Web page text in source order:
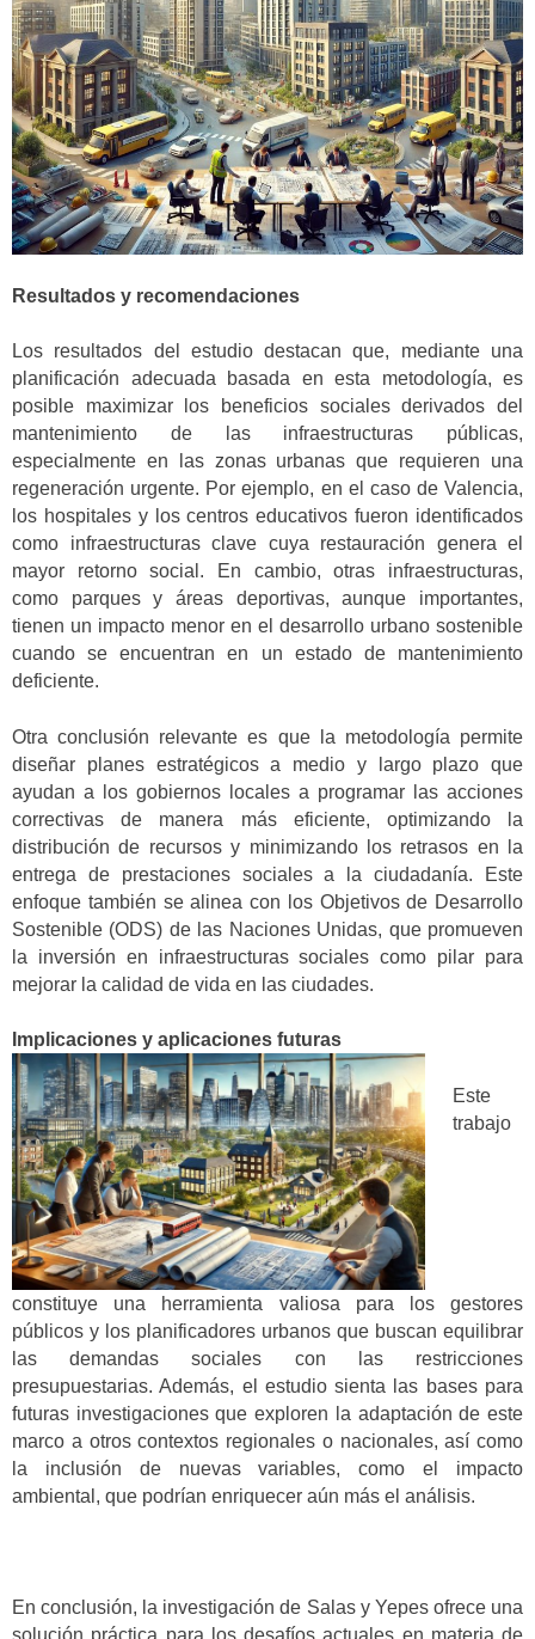
Resultados y recomendaciones
Los resultados del estudio destacan que, mediante una
planificación adecuada basada en esta metodología, es
posible maximizar los beneficios sociales derivados del
mantenimiento de las infraestructuras públicas,
especialmente en las zonas urbanas que requieren una
regeneración urgente. Por ejemplo, en el caso de Valencia,
los hospitales y los centros educativos fueron identificados
como infraestructuras clave cuya restauración genera el
mayor retorno social. En cambio, otras infraestructuras,
como parques y áreas deportivas, aunque importantes,
tienen un impacto menor en el desarrollo urbano sostenible
cuando se encuentran en un estado de mantenimiento
deficiente.
Otra conclusión relevante es que la metodología permite
diseñar planes estratégicos a medio y largo plazo que
ayudan a los gobiernos locales a programar las acciones
correctivas de manera más eficiente, optimizando la
distribución de recursos y minimizando los retrasos en la
entrega de prestaciones sociales a la ciudadanía. Este
enfoque también se alinea con los Objetivos de Desarrollo
Sostenible (ODS) de las Naciones Unidas, que promueven
la inversión en infraestructuras sociales como pilar para
mejorar la calidad de vida en las ciudades.
Implicaciones y aplicaciones futuras
Este
trabajo
constituye una herramienta valiosa para los gestores
públicos y los planificadores urbanos que buscan equilibrar
las demandas sociales con las restricciones
presupuestarias. Además, el estudio sienta las bases para
futuras investigaciones que exploren la adaptación de este
marco a otros contextos regionales o nacionales, así como
la inclusión de nuevas variables, como el impacto
ambiental, que podrían enriquecer aún más el análisis.
En conclusión, la investigación de Salas y Yepes ofrece una
solución práctica para los desafíos actuales en materia de